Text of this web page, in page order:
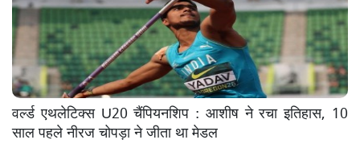
वर्ल्ड एथलेटिक्स U20 चैंपियनशिप : आशीष ने रचा इतिहास, 10
साल पहले नीरज चोपड़ा ने जीता था मेडल